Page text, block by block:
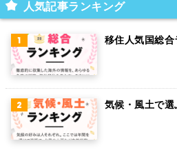
オランダ
グアム
パラグアイ
人気記事ランキング
移住人気国総
気候・風土で